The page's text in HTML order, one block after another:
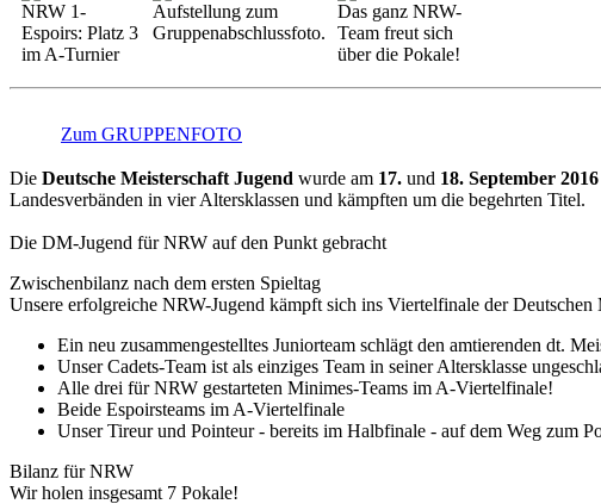
NRW 1-
Espoirs: Platz 3
im A-Turnier
Aufstellung zum
Gruppenabschlussfoto.
Das ganz NRW-
Team freut sich
über die Pokale!
Zum GRUPPENFOTO
Die Deutsche Meisterschaft Jugend wurde am 17. und 18. September 2016
Landesverbänden in vier Altersklassen und kämpften um die begehrten Titel.
Die DM-Jugend für NRW auf den Punkt gebracht
Zwischenbilanz nach dem ersten Spieltag
Unsere erfolgreiche NRW-Jugend kämpft sich ins Viertelfinale der
Ein neu zusammengestelltes Juniorteam schlägt den amtierenden dt.
Unser Cadets-Team ist als einziges Team in seiner Altersklasse
Alle drei für NRW gestarteten Minimes-Teams im A-Viertelfinale!
Beide Espoirsteams im A-Viertelfinale
Unser Tireur und Pointeur - bereits im Halbfinale - auf dem Weg zum
Bilanz für NRW
Wir holen insgesamt 7 Pokale!